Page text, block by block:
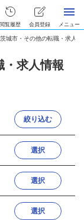
閲覧履歴 会員登録 メニュー
城市・その他の転職・求人情
・求人情報
絞り込む
選択
選択
選択